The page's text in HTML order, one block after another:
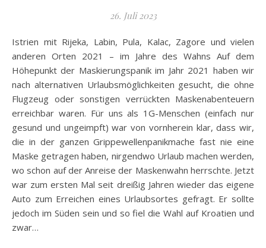
26. Juli 2023
Istrien mit Rijeka, Labin, Pula, Kalac, Zagore und vielen
anderen Orten 2021 – im Jahre des Wahns Auf dem
Höhepunkt der Maskierungspanik im Jahr 2021 haben wir
nach alternativen Urlaubsmöglichkeiten gesucht, die ohne
Flugzeug oder sonstigen verrückten Maskenabenteuern
erreichbar waren. Für uns als 1G-Menschen (einfach nur
gesund und ungeimpft) war von vornherein klar, dass wir,
die in der ganzen Grippewellenpanikmache fast nie eine
Maske getragen haben, nirgendwo Urlaub machen werden,
wo schon auf der Anreise der Maskenwahn herrschte. Jetzt
war zum ersten Mal seit dreißig Jahren wieder das eigene
Auto zum Erreichen eines Urlaubsortes gefragt. Er sollte
jedoch im Süden sein und so fiel die Wahl auf Kroatien und
zwar…